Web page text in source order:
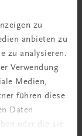
zu
anbieten zu
zu analysieren.
Verwendung
Medien,
führen diese
Daten
oder die sie